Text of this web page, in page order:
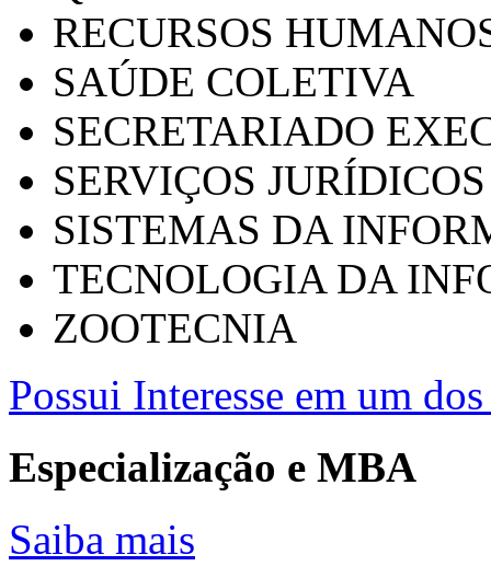
RECURSOS
SAÚDE COLETIVA
SECRETARIADO
SERVIÇOS
SISTEMAS DA
TECNOLOGIA DA
ZOOTECNIA
Possui Interesse em um
Especialização e MBA
Saiba mais